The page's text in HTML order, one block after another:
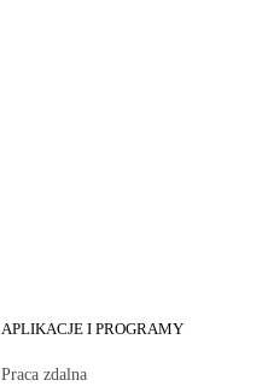
APLIKACJE I PROGRAMY
Praca zdalna